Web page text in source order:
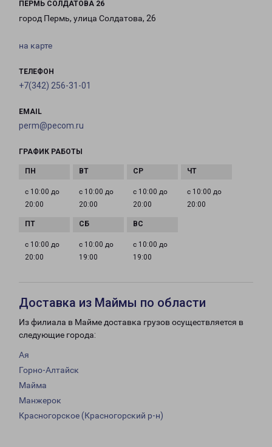
ПЕРМЬ СОЛДАТОВА 26
город Пермь, улица Солдатова, 26
на карте
ТЕЛЕФОН
+7(342) 256-31-01
EMAIL
perm@pecom.ru
ГРАФИК РАБОТЫ
с 10:00 до
20:00
с 10:00 до
20:00
с 10:00 до
20:00
с 10:00 до
20:00
с 10:00 до
20:00
с 10:00 до
19:00
с 10:00 до
19:00
Доставка из Маймы по области
Из филиала в Майме доставка грузов осуществляется в
следующие города:
Ая
Горно-Алтайск
Майма
Манжерок
Красногорское (Красногорский р-н)